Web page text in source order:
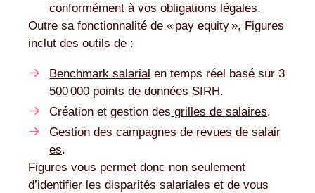
conformément à vos obligations légales.
Outre sa fonctionnalité de « pay equity », Figures
inclut des outils de :
Benchmark salarial en temps réel basé sur 3
500 000 points de données SIRH.
Création et gestion des grilles de salaires.
Gestion des campagnes de revues de salair
es.
Figures vous permet donc non seulement
d’identifier les disparités salariales et de vous